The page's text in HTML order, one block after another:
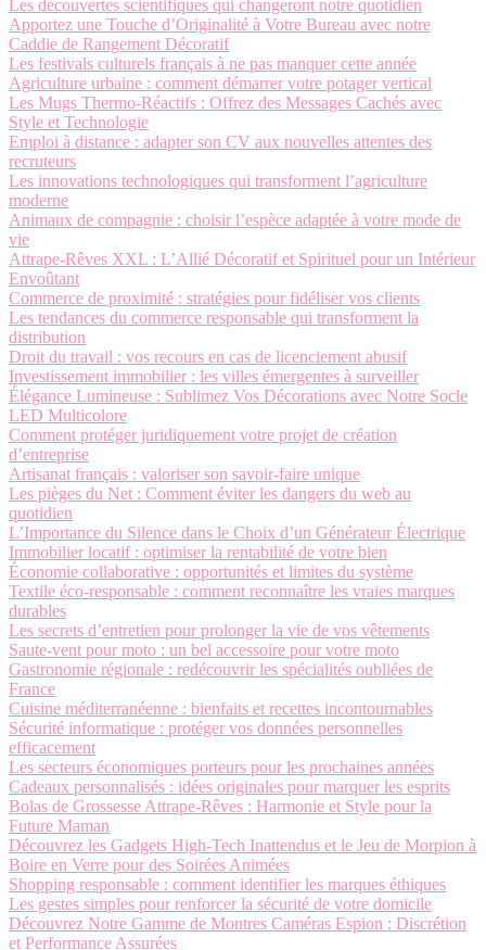
Les découvertes scientifiques qui changeront notre quotidien
Apportez une Touche d’Originalité à Votre Bureau avec notre
Caddie de Rangement Décoratif
Les festivals culturels français à ne pas manquer cette année
Agriculture urbaine : comment démarrer votre potager vertical
Les Mugs Thermo-Réactifs : Offrez des Messages Cachés avec
Style et Technologie
Emploi à distance : adapter son CV aux nouvelles attentes des
recruteurs
Les innovations technologiques qui transforment l’agriculture
moderne
Animaux de compagnie : choisir l’espèce adaptée à votre mode de
vie
Attrape-Rêves XXL : L’Allié Décoratif et Spirituel pour un Intérieur
Envoûtant
Commerce de proximité : stratégies pour fidéliser vos clients
Les tendances du commerce responsable qui transforment la
distribution
Droit du travail : vos recours en cas de licenciement abusif
Investissement immobilier : les villes émergentes à surveiller
Élégance Lumineuse : Sublimez Vos Décorations avec Notre Socle
LED Multicolore
Comment protéger juridiquement votre projet de création
d’entreprise
Artisanat français : valoriser son savoir-faire unique
Les pièges du Net : Comment éviter les dangers du web au
quotidien
L’Importance du Silence dans le Choix d’un Générateur Électrique
Immobilier locatif : optimiser la rentabilité de votre bien
Économie collaborative : opportunités et limites du système
Textile éco-responsable : comment reconnaître les vraies marques
durables
Les secrets d’entretien pour prolonger la vie de vos vêtements
Saute-vent pour moto : un bel accessoire pour votre moto
Gastronomie régionale : redécouvrir les spécialités oubliées de
France
Cuisine méditerranéenne : bienfaits et recettes incontournables
Sécurité informatique : protéger vos données personnelles
efficacement
Les secteurs économiques porteurs pour les prochaines années
Cadeaux personnalisés : idées originales pour marquer les esprits
Bolas de Grossesse Attrape-Rêves : Harmonie et Style pour la
Future Maman
Découvrez les Gadgets High-Tech Inattendus et le Jeu de Morpion à
Boire en Verre pour des Soirées Animées
Shopping responsable : comment identifier les marques éthiques
Les gestes simples pour renforcer la sécurité de votre domicile
Découvrez Notre Gamme de Montres Caméras Espion : Discrétion
et Performance Assurées